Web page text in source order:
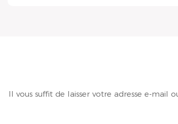
Il vous suffit de laisser votre adresse e-